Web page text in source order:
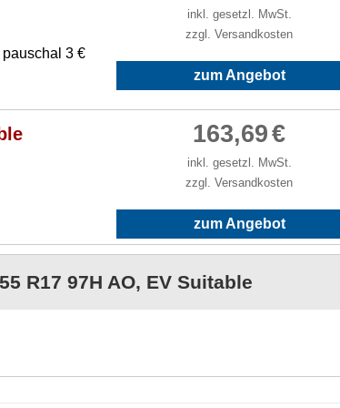
3 €
inkl. gesetzl. MwSt.
zzgl. Versandkosten
zum Angebot
163,69€
inkl. gesetzl. MwSt.
zzgl. Versandkosten
zum Angebot
R17 97H AO, EV Suitable